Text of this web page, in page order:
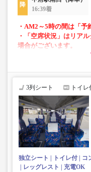
16:39着
・AM2～5時の間は「予
・「空席状況」はリア
場合がございます。
・車両は予告なく変更
じめご了承ください。
3列シート トイレ
独立シート トイレ付 コ
レッグレスト
充電OK